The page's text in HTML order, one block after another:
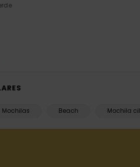
Mochilas Beach Mochila